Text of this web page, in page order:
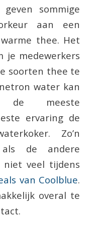
sommige
aan een
thee. Het
je medewerkers
soorten thee te
water kan
de meeste
ervaring de
Zo’n
de andere
veel tijdens
van Coolblue.
overal te